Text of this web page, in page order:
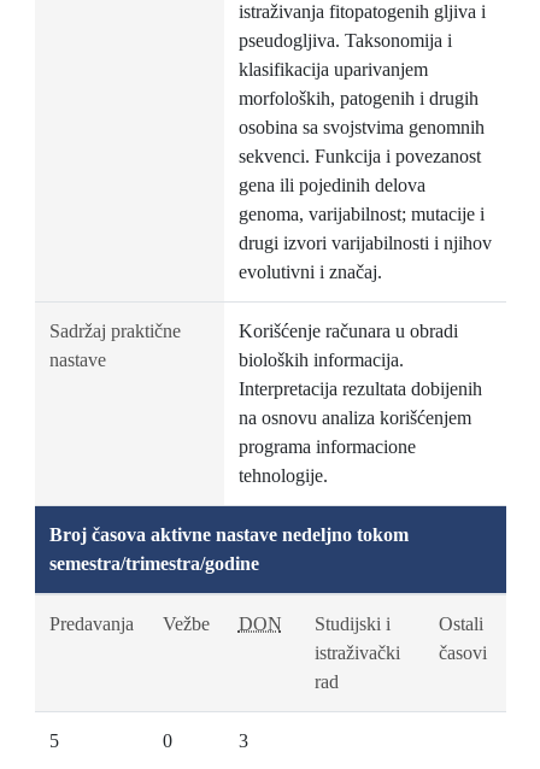
istraživanja fitopatogenih gljiva i
pseudogljiva. Taksonomija i
klasifikacija uparivanjem
morfoloških, patogenih i drugih
osobina sa svojstvima genomnih
sekvenci. Funkcija i povezanost
gena ili pojedinih delova
genoma, varijabilnost; mutacije i
drugi izvori varijabilnosti i njihov
evolutivni i značaj.
Sadržaj praktične
nastave
Korišćenje računara u obradi
bioloških informacija.
Interpretacija rezultata dobijenih
na osnovu analiza korišćenjem
programa informacione
tehnologije.
Broj časova aktivne nastave nedeljno tokom
semestra/trimestra/godine
Predavanja Vežbe DON
Studijski i
istraživački
rad
Ostali
časovi
5 0 3